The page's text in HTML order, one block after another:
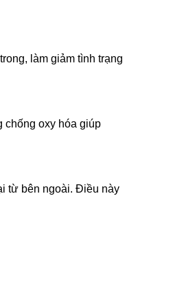
làm giảm tình trạng
chống oxy hóa giúp
từ bên ngoài. Điều này